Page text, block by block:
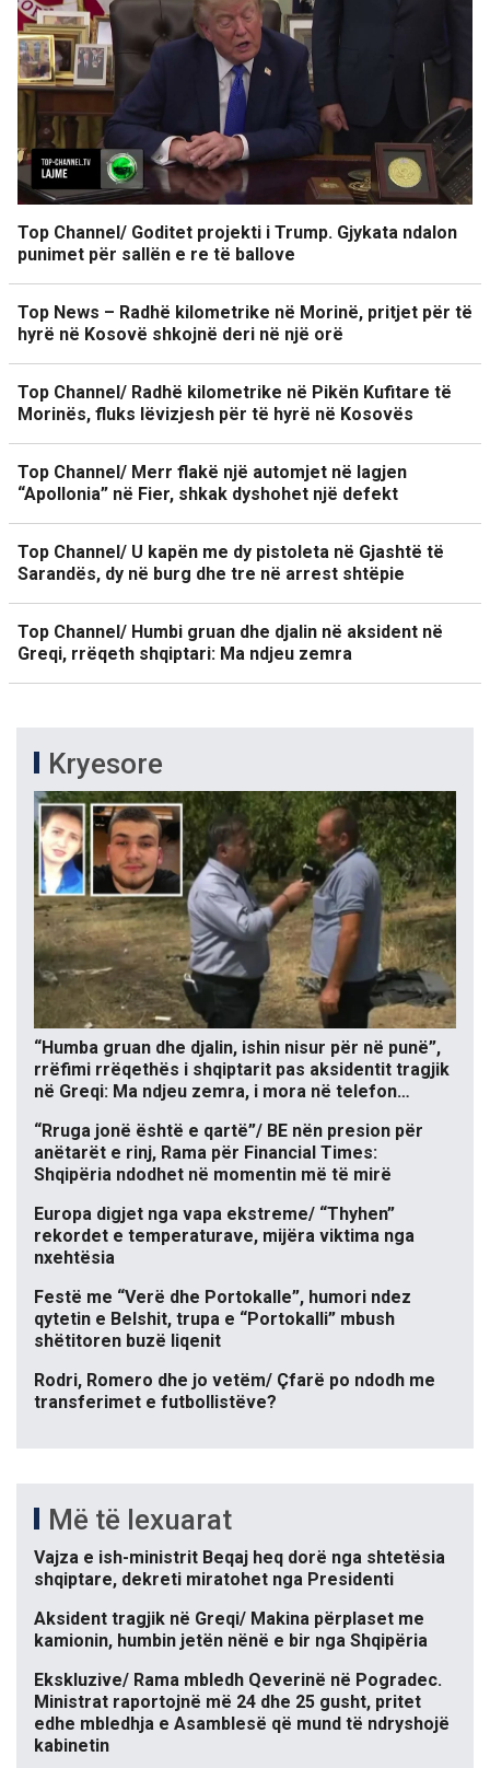
Top Channel/ Goditet projekti i Trump. Gjykata ndalon
punimet për sallën e re të ballove
Top News – Radhë kilometrike në Morinë, pritjet për të
hyrë në Kosovë shkojnë deri në një orë
Top Channel/ Radhë kilometrike në Pikën Kufitare të
Morinës, fluks lëvizjesh për të hyrë në Kosovës
Top Channel/ Merr flakë një automjet në lagjen
“Apollonia” në Fier, shkak dyshohet një defekt
Top Channel/ U kapën me dy pistoleta në Gjashtë të
Sarandës, dy në burg dhe tre në arrest shtëpie
Top Channel/ Humbi gruan dhe djalin në aksident në
Greqi, rrëqeth shqiptari: Ma ndjeu zemra
Kryesore
“Humba gruan dhe djalin, ishin nisur për në punë”,
rrëfimi rrëqethës i shqiptarit pas aksidentit tragjik
në Greqi: Ma ndjeu zemra, i mora në telefon…
“Rruga jonë është e qartë”/ BE nën presion për
anëtarët e rinj, Rama për Financial Times:
Shqipëria ndodhet në momentin më të mirë
Europa digjet nga vapa ekstreme/ “Thyhen”
rekordet e temperaturave, mijëra viktima nga
nxehtësia
Festë me “Verë dhe Portokalle”, humori ndez
qytetin e Belshit, trupa e “Portokalli” mbush
shëtitoren buzë liqenit
Rodri, Romero dhe jo vetëm/ Çfarë po ndodh me
transferimet e futbollistëve?
Më të lexuarat
Vajza e ish-ministrit Beqaj heq dorë nga shtetësia
shqiptare, dekreti miratohet nga Presidenti
Aksident tragjik në Greqi/ Makina përplaset me
kamionin, humbin jetën nënë e bir nga Shqipëria
Ekskluzive/ Rama mbledh Qeverinë në Pogradec.
Ministrat raportojnë më 24 dhe 25 gusht, pritet
edhe mbledhja e Asamblesë që mund të ndryshojë
kabinetin